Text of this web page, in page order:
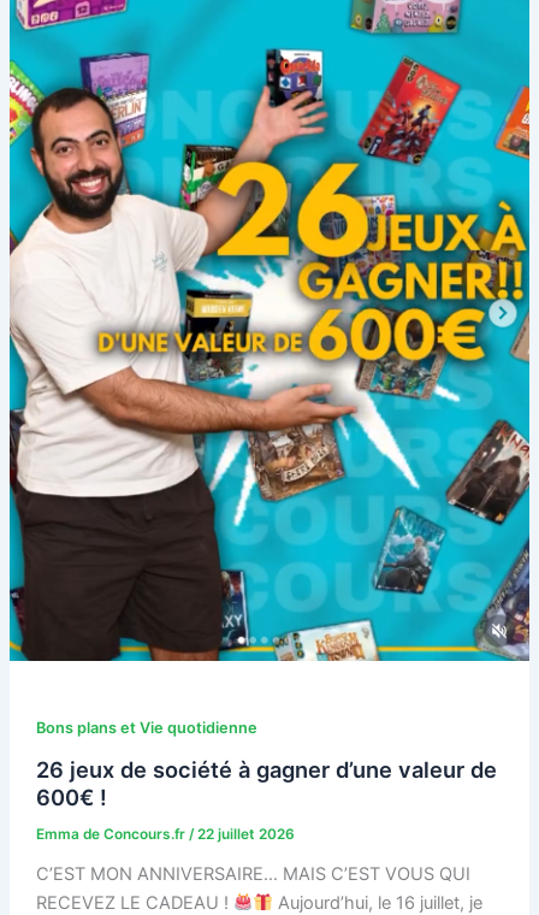
Bons plans et Vie quotidienne
26 jeux de société à gagner d’une valeur de
600€ !
Emma de Concours.fr /22 juillet 2026
C’EST MON ANNIVERSAIRE… MAIS C’EST VOUS QUI
RECEVEZ LE CADEAU !
Aujourd’hui, le 16 juillet, je